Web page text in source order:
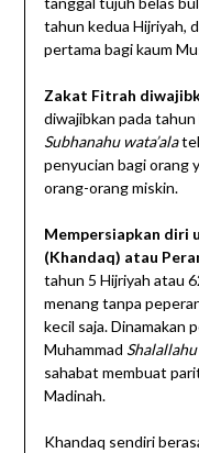
tahun kedua Hijriyah,
pertama bagi kaum
Zakat Fitrah
diwajibkan pada
Subhanahu wata’ala
penyucian bagi orang
orang-orang miskin.
Mempersiapkan diri
(Khandaq) atau
tahun 5 Hijriyah atau
menang tanpa
kecil saja. Dinamakan
Muhammad
sahabat membuat
Madinah.
Khandaq sendiri